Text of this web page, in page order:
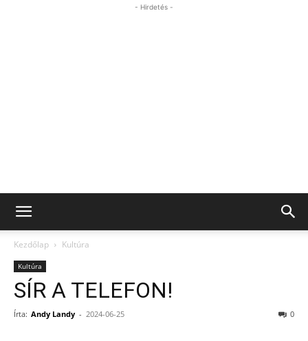
- Hirdetés -
Kezdőlap Kultúra
Kultúra
SÍR A TELEFON!
Írta: Andy Landy - 2024-06-25 0